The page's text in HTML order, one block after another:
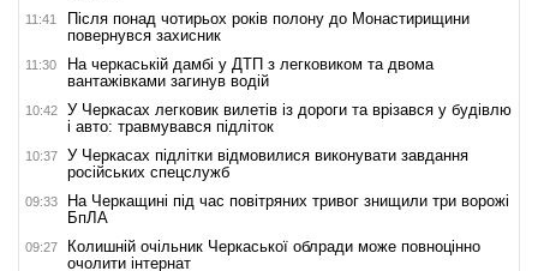
11:41
Після понад чотирьох років полону до Монастирищини
повернувся захисник
11:30
На черкаській дамбі у ДТП з легковиком та двома
вантажівками загинув водій
10:42
У Черкасах легковик вилетів із дороги та врізався у будівлю
і авто: травмувався підліток
10:37
У Черкасах підлітки відмовилися виконувати завдання
російських спецслужб
09:33
На Черкащині під час повітряних тривог знищили три ворожі
БпЛА
09:27
Колишній очільник Черкаської облради може повноцінно
очолити інтернат